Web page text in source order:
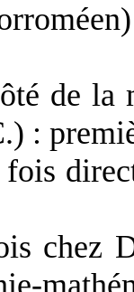
de la
:
fois
chez